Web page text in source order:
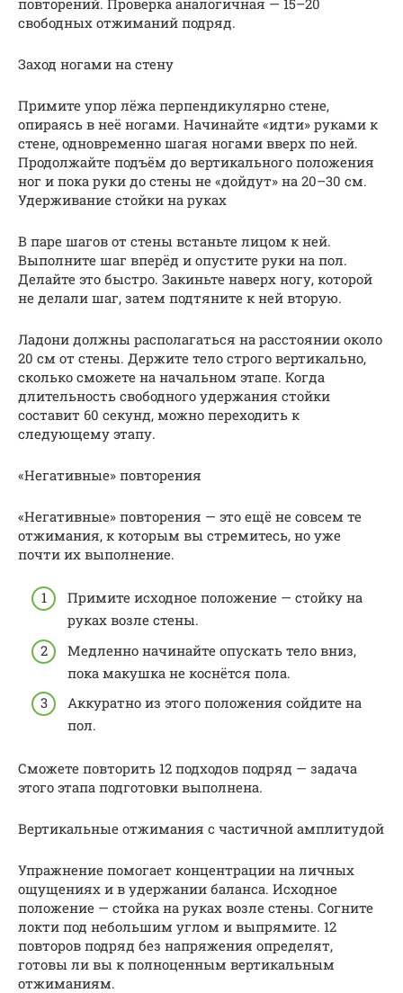
свободных отжиманий подряд.
Заход ногами на стену
Примите упор лёжа перпендикулярно стене,
опираясь в неё ногами. Начинайте «идти» руками к
стене, одновременно шагая ногами вверх по ней.
Продолжайте подъём до вертикального положения
ног и пока руки до стены не «дойдут» на 20–30 см.
Удерживание стойки на руках
В паре шагов от стены встаньте лицом к ней.
Выполните шаг вперёд и опустите руки на пол.
Делайте это быстро. Закиньте наверх ногу, которой
не делали шаг, затем подтяните к ней вторую.
Ладони должны располагаться на расстоянии около
20 см от стены. Держите тело строго вертикально,
сколько сможете на начальном этапе. Когда
длительность свободного удержания стойки
составит 60 секунд, можно переходить к
следующему этапу.
«Негативные» повторения
«Негативные» повторения — это ещё не совсем те
отжимания, к которым вы стремитесь, но уже
почти их выполнение.
Примите исходное положение — стойку на
руках возле стены.
Медленно начинайте опускать тело вниз,
пока макушка не коснётся пола.
Аккуратно из этого положения сойдите на
пол.
Сможете повторить 12 подходов подряд — задача
этого этапа подготовки выполнена.
Вертикальные отжимания с частичной амплитудой
Упражнение помогает концентрации на личных
ощущениях и в удержании баланса. Исходное
положение — стойка на руках возле стены. Согните
локти под небольшим углом и выпрямите. 12
повторов подряд без напряжения определят,
готовы ли вы к полноценным вертикальным
отжиманиям.